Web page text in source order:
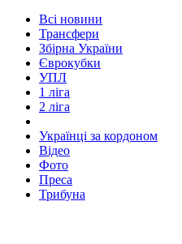
Всі новини
Трансфери
Збірна України
Єврокубки
УПЛ
1 ліга
2 ліга
Українці за кордоном
Відео
Фото
Преса
Трибуна